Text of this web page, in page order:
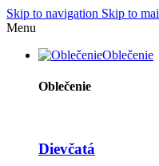
Skip to navigation Skip to
Menu
Oblečenie
Oblečenie
Dievčatá